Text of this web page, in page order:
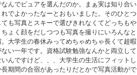
んでピュアを選んだのか。まぁ実は知り合い
でよかったなーとおもいました。そのひとつ
も写真とスキーで選びきれなくてどっちもや
ょく顔をだしつつも写真を撮りにいろんなと
大学生の春休みってめちゃめちゃ長くて超暇
い一年です。資格試験勉強なんかと両立して
んですけど、、、大学生の生活にフィットし
期間の合宿があったりだとかで写真活動がで